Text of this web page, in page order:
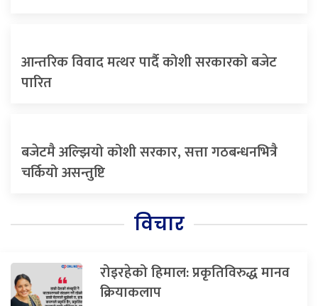
आन्तरिक विवाद मत्थर पार्दै कोशी सरकारको बजेट
पारित
बजेटमै अल्झियो कोशी सरकार, सत्ता गठबन्धनभित्रै
चर्कियो असन्तुष्टि
विचार
रोइरहेको हिमाल: प्रकृतिविरुद्ध मानव
क्रियाकलाप